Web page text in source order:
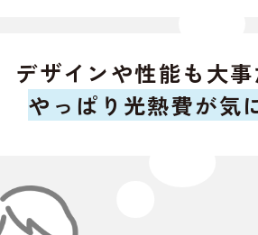
デザインや性能も大事
やっぱり光熱費が気